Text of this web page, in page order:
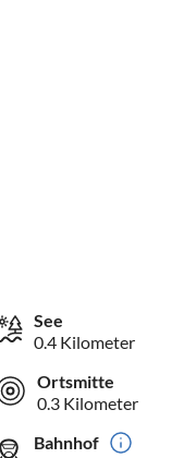
See
0.4 Kilometer
Ortsmitte
0.3 Kilometer
Bahnhof